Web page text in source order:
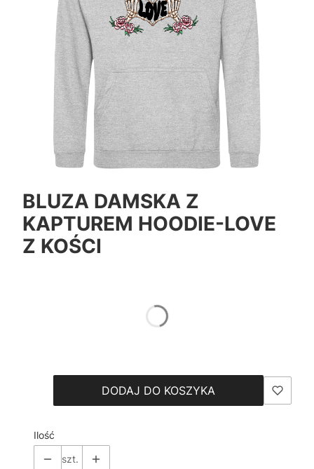
BLUZA DAMSKA Z
KAPTUREM HOODIE-LOVE
Z KOŚCI
DODAJ DO KOSZYKA
Ilość
szt.